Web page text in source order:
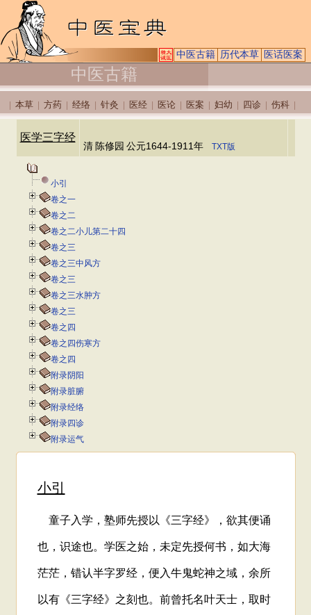
中医古籍 历代本草 医话医案
中医古籍
本草 方药 经络 针灸 医经 医论 医案 妇幼 四诊 伤科
医学三字经
清 陈修园 公元1644-1911年 TXT版
小引
卷之一
卷之二
卷之二小儿第二十四
卷之三
卷之三中风方
卷之三
卷之三水肿方
卷之三
卷之四
卷之四伤寒方
卷之四
附录阴阳
附录脏腑
附录经络
附录四诊
附录运气